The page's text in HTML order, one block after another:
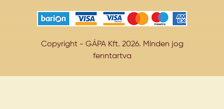
Copyright - GÁPA Kft. 2026. Minden jog
fenntartva